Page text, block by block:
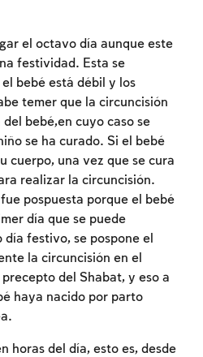
el octavo día aunque este
festividad. Esta se
bebé está débil y los
temer que la circuncisión
bebé,en cuyo caso se
se ha curado. Si el bebé
cuerpo, una vez que se cura
realizar la circuncisión.
pospuesta porque el bebé
día que se puede
festivo, se pospone el
la circuncisión en el
del Shabat, y eso a
haya nacido por parto
horas del día, esto es, desde